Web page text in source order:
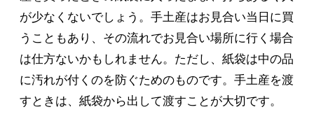
が少なくないでしょう。手土産はお見合い当日に買
うこともあり、その流れでお見合い場所に行く場合
は仕方ないかもしれません。ただし、紙袋は中の品
に汚れが付くのを防ぐためのものです。手土産を渡
すときは、紙袋から出して渡すことが大切です。